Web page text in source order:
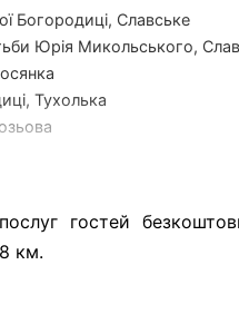
Богородиці, Славське
Юрія Микольського,
Тухолька
гостей
км.